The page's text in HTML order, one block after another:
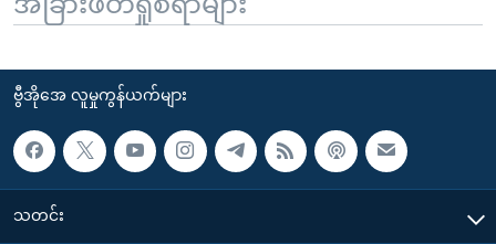
ဗွီအိုအေ လူမှုကွန်ယက်များ
သတင်း